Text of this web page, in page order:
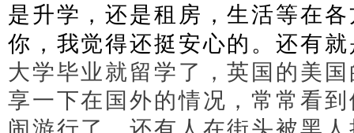
是升学，还是租房，生活等在
你，我觉得还挺安心的。还有
大学毕业就留学了，英国的美
享一下在国外的情况，常常看